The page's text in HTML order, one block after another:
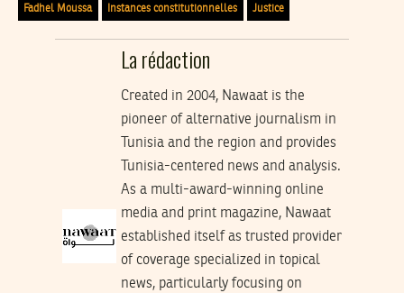
Fadhel Moussa Instances constitutionnelles Justice
La rédaction
Created in 2004, Nawaat is the
pioneer of alternative journalism in
Tunisia and the region and provides
Tunisia-centered news and analysis.
As a multi-award-winning online
media and print magazine, Nawaat
established itself as trusted provider
of coverage specialized in topical
news, particularly focusing on